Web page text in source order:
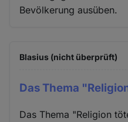
Bevölkerung ausüben.
Blasius (nicht überprüft)
Das Thema
Das Thema "Religion
Cookies